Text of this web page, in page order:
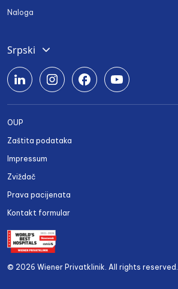
Naloga
Srpski
Deutsch
English
Română
Български
© 2026 Wiener Privatklinik. All rights reserved.
OUP
Zaštita podataka
Impressum
Zviždač
Prava pacijenata
Kontakt formular